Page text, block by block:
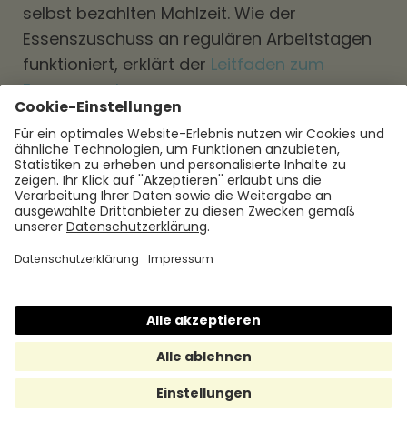
selbst bezahlten Mahlzeit. Wie der
Essenszuschuss an regulären Arbeitstagen
funktioniert, erklärt der Leitfaden zum
Essenszuschuss.
Fazit:
Verpflegungsmehraufwand
2026 richtig nutzen
Der Verpflegungsmehraufwand ermöglicht
es, zusätzliche Verpflegungskosten bei
steuerlich zu berücksichtigen oder steuerfrei
zu erstatten. Maßgeblich sind dabei die
gesetzlichen Pauschalen von 14 € und 28 €,
die korrekte Dokumentation der